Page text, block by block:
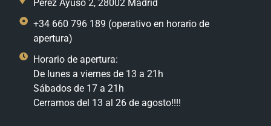
Pérez Ayuso 2, 28002 Madrid
+34 660 796 189 (operativo en horario de
apertura)
Horario de apertura:
De lunes a viernes de 13 a 21h
Sábados de 17 a 21h
Cerramos del 13 al 26 de agosto!!!!